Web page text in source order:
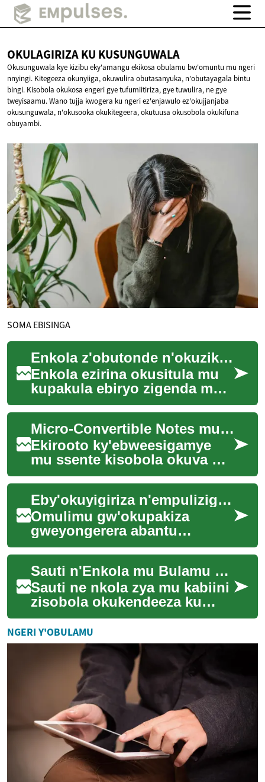
OKULAGIRIZA KU KUSUNGUWALA
Okusunguwala kye kizibu eky'amangu ekikosa obulamu bw'omuntu mu ngeri
nnyingi. Kitegeeza okunyiiga, okuwulira obutasanyuka, n'obutayagala bintu
bingi. Kisobola okukosa engeri gye tufumiitiriza, gye tuwulira, ne gye
tweyisaamu. Wano tujja kwogera ku ngeri ez'enjawulo ez'okujjanjaba
okusunguwala, n'okusooka okukitegeera, okutuusa okusobola okukifuna
obuyambi.
SOMA EBISINGA
Enkola z'obutonde n'okuzikiza waste mu kupakula
Enkola ezirina okusitula mu
kupakula ebiryo zigenda mu
maaso n’okulaba nti
obutonde bw'obulamu
buyitibwa, obutebenkev...
Micro-Convertible Notes mu Bizinesi ya Bukyafu
Ekirooto ky'ebweesigamye
mu ssente kisobola okuva mu
ndowooza empya ya Micro-
Convertible Notes. Eki
kyogera ku ngeri ...
Eby'okuyigiriza n'empuliziganya mu mirimu gy'okupakiza
Omulimu gw'okupakiza
gweyongerera abantu
obusobozi mu by'okusindika
eby'okulya n'okusuubira
obulungi bw'ebintu by'oku...Sauti n'Enkola mu Bulamu bw'Amafi
Sauti ne nkola zya mu kabiini
zisobola okukendeeza ku
bulamu bw'amafi mu nsi
y'obwaffe. Abasawo
b'ebikadde n'abasayan...
NGERI Y'OBULAMU